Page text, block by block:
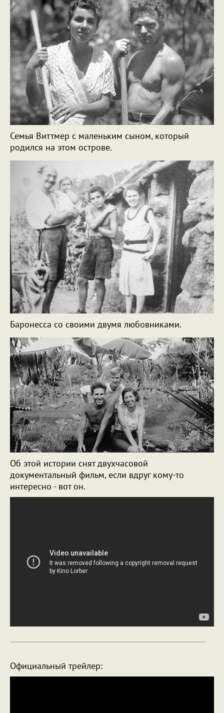
Семья Виттмер с маленьким сыном, который
родился на этом острове.
Баронесса со своими двумя любовниками.
Об этой истории снят двухчасовой
документальный фильм, если вдруг кому-то
интересно - вот он.
Официальный трейлер: